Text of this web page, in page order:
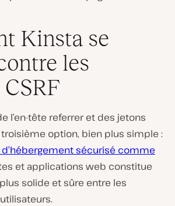
Kinsta se
les
l’en-tête referrer et des jetons
troisième option, bien plus simple :
sécurisé comme
et applications web constitue
solide et sûre entre les